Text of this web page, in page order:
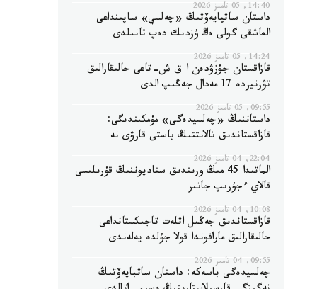
14:40, 05 تامىز 2026
داستان ساتپايەۆتىڭ «چەلسي» ساپىنداعى
العاشقى گولى ەڭ ۇزدىك دەپ تانىلدى
14:24, 05 تامىز 2026
قازاقستان جۇزۋدەن ا ق ش-تاعى حالىقارالىق
تۋرنيردە 17 مەدال جەڭىپ الدى
09:55, 05 تامىز 2026
داستاننىڭ «چەلسيدەگى» مۇمكىندىگى:
قازاقستاندىق تالانتتىڭ باستى قارۋى نە
22:04, 04 تامىز 2026
الماتىدا 45 مىڭ ورىندىق ستاديوننىڭ قۇرىلىسى
قالاي ءجۇرىپ جاتىر
10:08, 04 تامىز 2026
قازاقستاندىق جەڭىل اتلەت تاجىكستانداعى
حالىقارالىق مارافوندا قولا جۇلدە يەلەندى
09:55, 04 تامىز 2026
چەلسيدەگى باسەكە: داستان ساتبايەۆتىڭ